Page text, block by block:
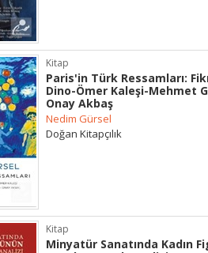
Kitap
Paris'in Türk Ressamları:
Dino-Ömer Kaleşi-Mehmet
Onay Akbaş
Nedim Gürsel
Doğan Kitapçılık
Kitap
Minyatür Sanatında Kadın